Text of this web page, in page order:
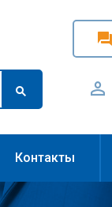
Контакты